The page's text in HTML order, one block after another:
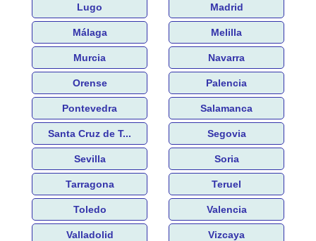
Lugo Madrid
Málaga Melilla
Murcia Navarra
Orense Palencia
Pontevedra Salamanca
Santa Cruz de T... Segovia
Sevilla Soria
Tarragona Teruel
Toledo Valencia
Valladolid Vizcaya